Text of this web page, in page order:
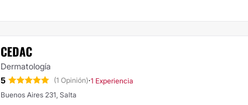
CEDAC
Dermatología
5
(1 Opinión)·1 Experiencia
Buenos Aires 231, Salta